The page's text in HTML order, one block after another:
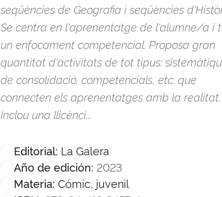
seqüències de Geografia i seqüències
Se centra en l'aprenentatge de l'alumne/a i
un enfocament competencial. Proposa gran
quantitat d'activitats de tot tipus:
de consolidació, competencials, etc. que
connecten els aprenentatges amb la realitat.
Inclou una llicènci...
Editorial: La Galera
Año de edición: 2023
Materia: Cómic, juvenil